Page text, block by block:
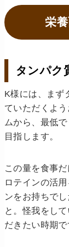
栄
タンパク
K様には、まず
ていただくよ
ムから、最低
目指します。
この量を食事
ロテインの活
ンをお持ちで
と。怪我をし
だきたい時期で